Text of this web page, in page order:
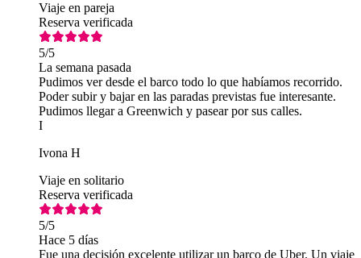
Viaje en pareja
Reserva verificada
5/5
La semana pasada
Pudimos ver desde el barco todo lo que habíamos recorrido.
Poder subir y bajar en las paradas previstas fue interesante.
Pudimos llegar a Greenwich y pasear por sus calles.
I
Ivona H
Viaje en solitario
Reserva verificada
5/5
Hace 5 días
Fue una decisión excelente utilizar un barco de Uber. Un viaje